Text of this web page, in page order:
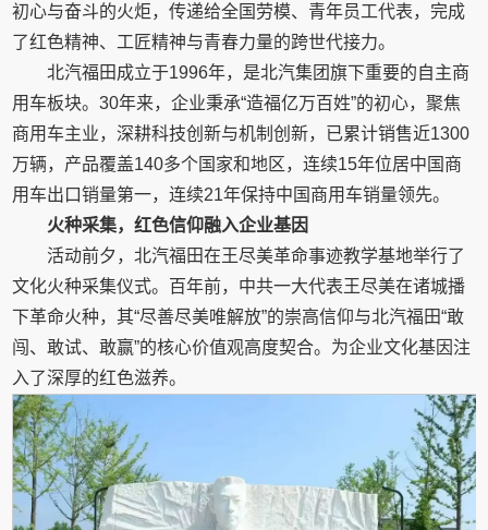
初心与奋斗的火炬，传递给全国劳模、青年员工代表，完成
了红色精神、工匠精神与青春力量的跨世代接力。
北汽福田成立于1996年，是北汽集团旗下重要的自主商
用车板块。30年来，企业秉承“造福亿万百姓”的初心，聚焦
商用车主业，深耕科技创新与机制创新，已累计销售近1300
万辆，产品覆盖140多个国家和地区，连续15年位居中国商
用车出口销量第一，连续21年保持中国商用车销量领先。
火种采集，红色信仰融入企业基因
活动前夕，北汽福田在王尽美革命事迹教学基地举行了
文化火种采集仪式。百年前，中共一大代表王尽美在诸城播
下革命火种，其“尽善尽美唯解放”的崇高信仰与北汽福田“敢
闯、敢试、敢赢”的核心价值观高度契合。为企业文化基因注
入了深厚的红色滋养。